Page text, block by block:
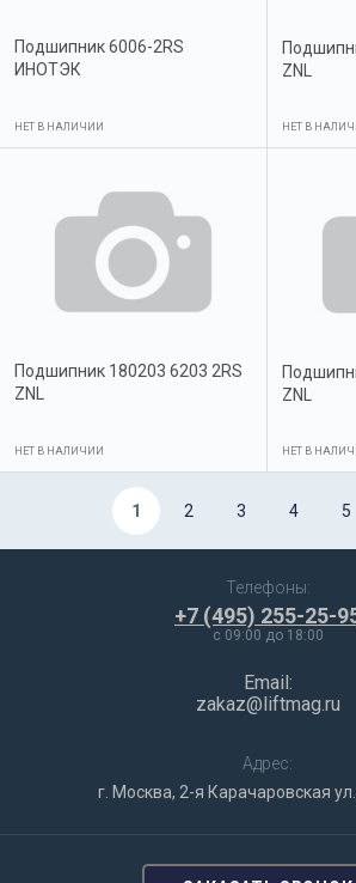
Подшипник 6006-2RS
ИНОТЭК
НЕТ В НАЛИЧИИ
ZNL
НЕТ В
Подшипник 180203 6203 2RS
ZNL
НЕТ В НАЛИЧИИ
ZNL
НЕТ В
1 2 3 4 5
Телефоны:
+7 (495) 255-25-
c 09:00 до 18:00
Email:
zakaz@liftmag.ru
Адрес:
г. Москва, 2-я Карачаровская